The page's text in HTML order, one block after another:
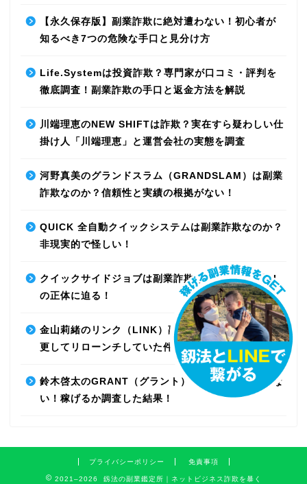
【永久保存版】副業詐欺に絶対遭わない！初心者が
知るべき7つの危険な手口と見分け方
Life.Systemは投資詐欺？専門家が口コミ・評判を
徹底調査！副業詐欺の手口と返金方法を解説
川端理恵のNEW SHIFTは詐欺？実在すら疑わしい仕
掛け人「川端理恵」と運営会社の実態を調査
河野真美のグランドスラム（GRANDSLAM）は副業
詐欺なのか？信頼性と実績の根拠がない！
QUICK 全自動クイックシステムは副業詐欺なのか？
非現実的で怪しい！
クイックサイドジョブは副業詐欺なのか？最先端AI
の正体に迫る！
金山莉緒のリンク（LINK）副業詐欺！運営会社を変
更してリローンチしていた件！【再編集】
鈴木啓太のGRANT（グラント）は副業詐欺で稼げな
い！稼げるか調査した結果！
プライバシーポリシー 免責事項
2021–2026 釼法の副業鑑定所｜ネットビジネス詐欺を暴く